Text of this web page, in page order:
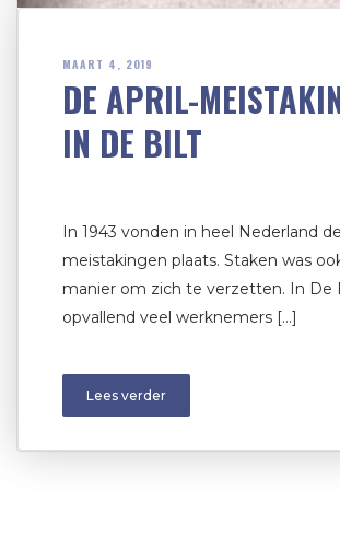
MAART 4, 2019
DE APRIL-
IN DE BILT
In 1943 vonden in heel Nederland
meistakingen plaats. Staken was
manier om zich te verzetten. In De
opvallend veel werknemers […]
Lees verder